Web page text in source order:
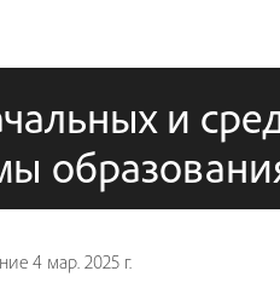
и
4 мар. 2025 г.